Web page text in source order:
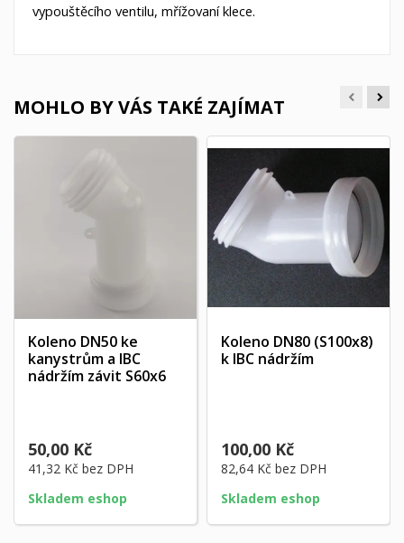
vypouštěcího ventilu, mřížovaní klece.
MOHLO BY VÁS TAKÉ ZAJÍMAT
Koleno DN50 ke
kanystrům a IBC
nádržím závit S60x6
50,00 Kč
41,32 Kč bez DPH
Skladem eshop
Koleno DN80 (S100x8)
k IBC nádržím
100,00 Kč
82,64 Kč bez DPH
Skladem eshop